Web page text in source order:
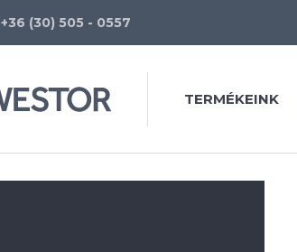
+36 (30) 505 - 0557
TERMÉKEINK